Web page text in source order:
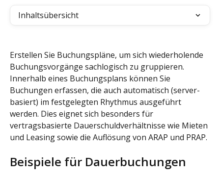
Inhaltsübersicht
Erstellen Sie Buchungspläne, um sich wiederholende
Buchungsvorgänge sachlogisch zu gruppieren.
Innerhalb eines Buchungsplans können Sie
Buchungen erfassen, die auch automatisch (server-
basiert) im festgelegten Rhythmus ausgeführt
werden. Dies eignet sich besonders für
vertragsbasierte Dauerschuldverhältnisse wie Mieten
und Leasing sowie die Auflösung von ARAP und PRAP.
Beispiele für Dauerbuchungen